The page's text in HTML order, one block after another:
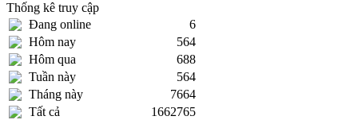
Thống kê truy cập
Đang online
6
Hôm nay
564
Hôm qua
688
Tuần này
564
Tháng này
7664
Tất cả
1662765